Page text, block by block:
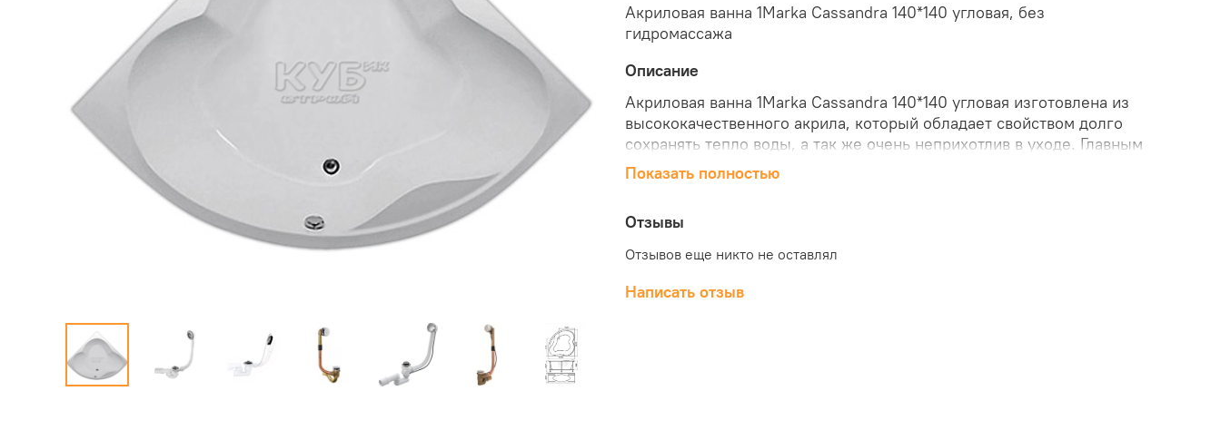
Акриловая ванна 1Marka Cassandra 140*140 угловая, без
гидромассажа
Описание
Акриловая ванна 1Marka Cassandra 140*140 угловая изготовлена из
высококачественного акрила, который обладает свойством долго
сохранять тепло воды, а так же очень неприхотлив в уходе. Главным
преимуществом данной модели является съемная фронтальная
панель, в случае изменений в интерьере, вы легко сможете заменить
1Marka Cassandra можно в нашем интернет-магазине «КубикСтрой».
Показать полностью
Отзывы
Отзывов еще никто не оставлял
Написать отзыв